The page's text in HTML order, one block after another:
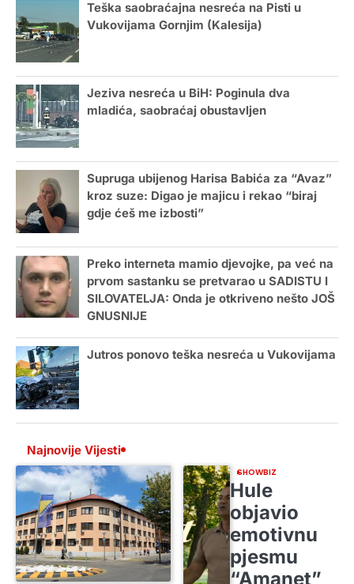
Teška saobraćajna nesreća na Pisti u
Vukovijama Gornjim (Kalesija)
Jeziva nesreća u BiH: Poginula dva
mladića, saobraćaj obustavljen
Supruga ubijenog Harisa Babića za “Avaz”
kroz suze: Digao je majicu i rekao “biraj
gdje ćeš me izbosti”
Preko interneta mamio djevojke, pa već na
prvom sastanku se pretvarao u SADISTU I
SILOVATELJA: Onda je otkriveno nešto JOŠ
GNUSNIJE
Jutros ponovo teška nesreća u Vukovijama
Najnovije Vijesti
SHOWBIZ
Hule
objavio
emotivnu
pjesmu
“Amanet”